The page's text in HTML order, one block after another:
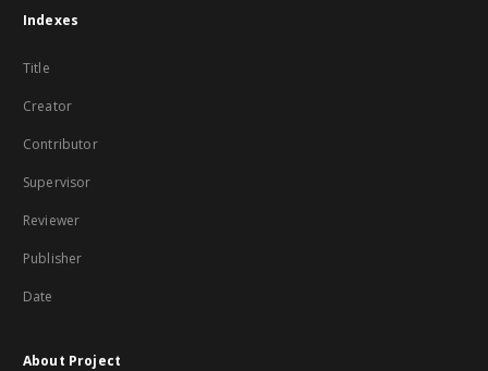
Indexes
Title
Creator
Contributor
Supervisor
Reviewer
Publisher
Date
About Project